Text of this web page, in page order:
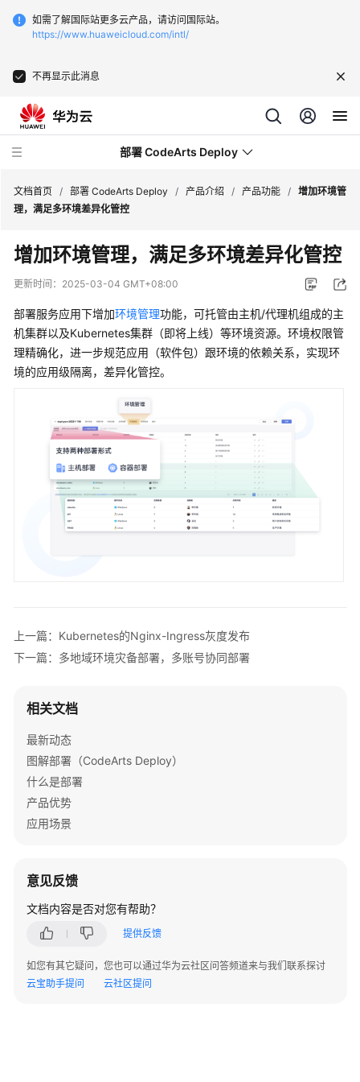
如需了解国际站更多云产品，请访问国际站。
https://www.huaweicloud.com/intl/
不再显示此消息
部署 CodeArts Deploy
最
新
动
产
品
介
图
解
（CodeArts
Deploy）
产
势
应
用
场
景
功
能
核
心
文档首页 / 部署 CodeArts Deploy / 产品介绍 / 产品功能 / 增加环境管
理，满足多环境差异化管控
增加环境管理，满足多环境差异化管控
更新时间： 2025-03-04 GMT+08:00
部署服务应用下增加环境管理功能，可托管由主机/代理机组成的主
机集群以及Kubernetes集群（即将上线）等环境资源。环境权限管
理精确化，进一步规范应用（软件包）跟环境的依赖关系，实现环
境的应用级隔离，差异化管控。
上一篇：Kubernetes的Nginx-Ingress灰度发布
下一篇：多地域环境灾备部署，多账号协同部署
相关文档
最新动态
图解部署（CodeArts Deploy）
什么是部署
产品优势
应用场景
意见反馈
文档内容是否对您有帮助？
提供反馈
如您有其它疑问，您也可以通过华为云社区问答频道来与我们联系探讨
云宝助手提问
云社区提问